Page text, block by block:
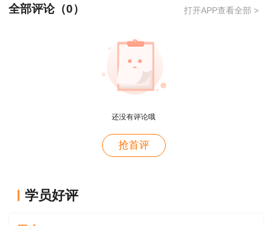
在自治区人事考试信息网上进行公示。资格审核未
在考试报名时存在提供虚假信息、虚假证明材料或
者以其他不正当手段取得相应资格证书或者成绩证
明等行为的，按照《专业技术人员资格考试违纪违
31号）处理。涉嫌犯罪的，移送司法机关处理。
2019房估成绩查询入口>>
全部评论（0） 打开APP查看全部 >
还没有评论哦
抢首评
学员好评
用户m2****66